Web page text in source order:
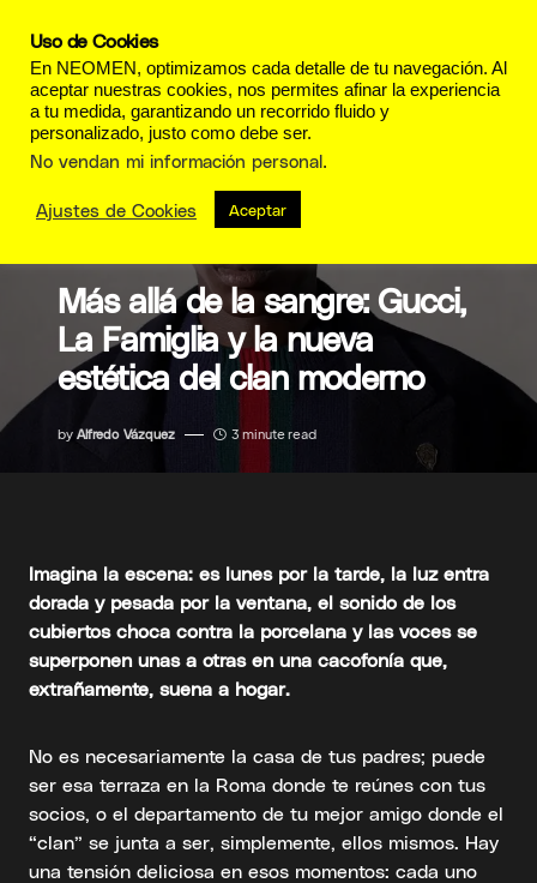
Más allá de la sangre: Gucci,
La Famiglia y la nueva
estética del clan moderno
by Alfredo Vázquez 3 minute read
Imagina la escena: es lunes por la tarde, la luz entra
dorada y pesada por la ventana, el sonido de los
cubiertos choca contra la porcelana y las voces se
superponen unas a otras en una cacofonía que,
extrañamente, suena a hogar.
No es necesariamente la casa de tus padres; puede
ser esa terraza en la Roma donde te reúnes con tus
socios, o el departamento de tu mejor amigo donde el
“clan” se junta a ser, simplemente, ellos mismos. Hay
una tensión deliciosa en esos momentos: cada uno
Uso de Cookies
En NEOMEN, optimizamos cada detalle de tu navegación. Al
aceptar nuestras cookies, nos permites afinar la experiencia
a tu medida, garantizando un recorrido fluido y
personalizado, justo como debe ser.
No vendan mi información personal.
Ajustes de Cookies Aceptar